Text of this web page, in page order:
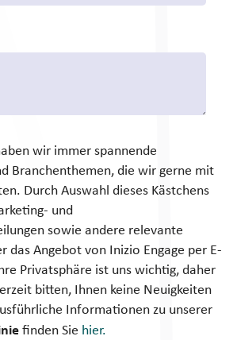
wir immer spannende
Branchenthemen, die wir gerne mit
Durch Auswahl dieses Kästchens
und
sowie andere relevante
Angebot von Inizio Engage per E-
Privatsphäre ist uns wichtig, daher
bitten, Ihnen keine Neuigkeiten
Informationen zu unserer
finden Sie hier.